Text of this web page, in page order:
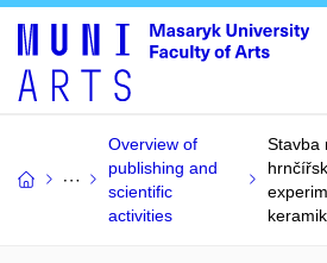
Overview of
publishing and
scientific
activities
Stavba